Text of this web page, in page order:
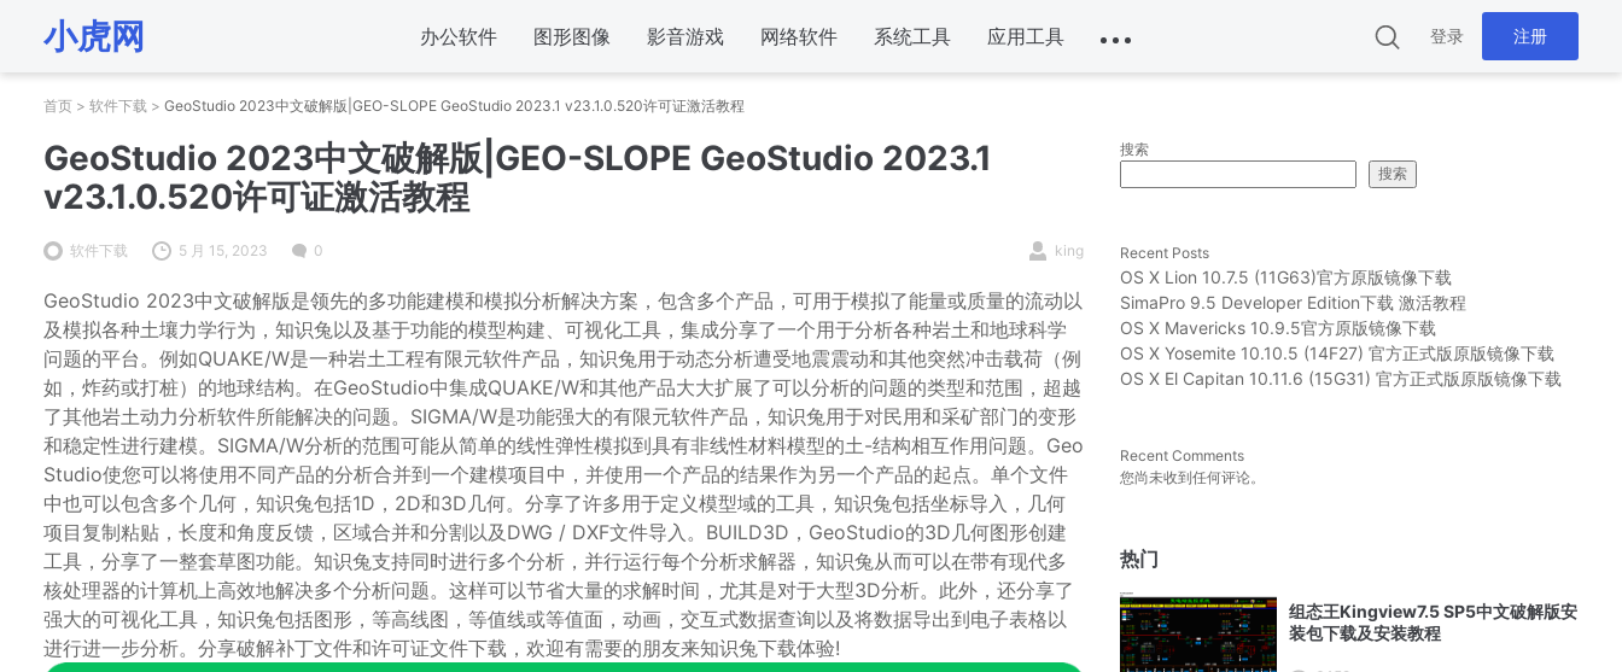
小虎网 办公软件 图形图像 影音游戏 网络软件 系统工具 应用工具 登录 注册
首页 > 软件下载 > GeoStudio 2023中文破解版|GEO-SLOPE GeoStudio 2023.1 v23.1.0.520许可证激活教程
GeoStudio 2023中文破解版|GEO-SLOPE GeoStudio 2023.1
v23.1.0.520许可证激活教程
软件下载 5 月 15, 2023 0 king
GeoStudio 2023中文破解版是领先的多功能建模和模拟分析解决方案，包含多个产品，可用于模拟了能量或质量的流动以
及模拟各种土壤力学行为，知识兔以及基于功能的模型构建、可视化工具，集成分享了一个用于分析各种岩土和地球科学
问题的平台。例如QUAKE/W是一种岩土工程有限元软件产品，知识兔用于动态分析遭受地震震动和其他突然冲击载荷（例
如，炸药或打桩）的地球结构。在GeoStudio中集成QUAKE/W和其他产品大大扩展了可以分析的问题的类型和范围，超越
了其他岩土动力分析软件所能解决的问题。SIGMA/W是功能强大的有限元软件产品，知识兔用于对民用和采矿部门的变形
和稳定性进行建模。SIGMA/W分析的范围可能从简单的线性弹性模拟到具有非线性材料模型的土-结构相互作用问题。Geo
Studio使您可以将使用不同产品的分析合并到一个建模项目中，并使用一个产品的结果作为另一个产品的起点。单个文件
中也可以包含多个几何，知识兔包括1D，2D和3D几何。分享了许多用于定义模型域的工具，知识兔包括坐标导入，几何
项目复制粘贴，长度和角度反馈，区域合并和分割以及DWG / DXF文件导入。BUILD3D，GeoStudio的3D几何图形创建
工具，分享了一整套草图功能。知识兔支持同时进行多个分析，并行运行每个分析求解器，知识兔从而可以在带有现代多
核处理器的计算机上高效地解决多个分析问题。这样可以节省大量的求解时间，尤其是对于大型3D分析。此外，还分享了
强大的可视化工具，知识兔包括图形，等高线图，等值线或等值面，动画，交互式数据查询以及将数据导出到电子表格以
进行进一步分析。分享破解补丁文件和许可证文件下载，欢迎有需要的朋友来知识兔下载体验!
搜索
搜索
Recent Posts
OS X Lion 10.7.5 (11G63)官方原版镜像下载
SimaPro 9.5 Developer Edition下载 激活教程
OS X Mavericks 10.9.5官方原版镜像下载
OS X Yosemite 10.10.5 (14F27) 官方正式版原版镜像下载
OS X El Capitan 10.11.6 (15G31) 官方正式版原版镜像下载
Recent Comments
您尚未收到任何评论。
热门
组态王Kingview7.5 SP5中文破解版安
装包下载及安装教程